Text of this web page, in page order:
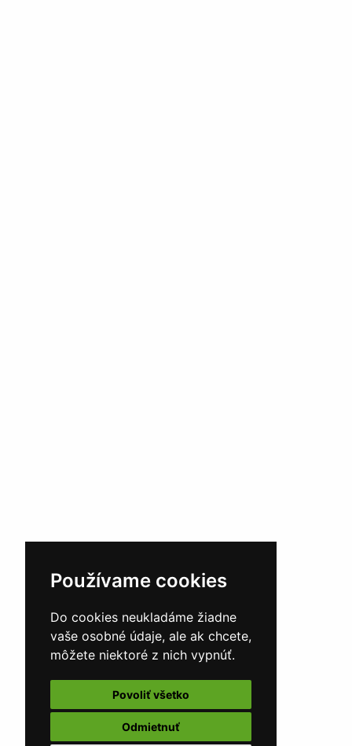
Používame cookies
Do cookies neukladáme žiadne
vaše osobné údaje, ale ak chcete,
môžete niektoré z nich vypnúť.
Povoliť všetko
Odmietnuť